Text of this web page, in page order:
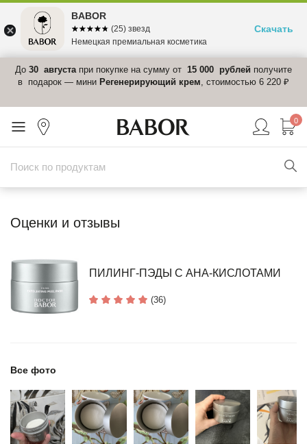
До 30 августапри покупке на сумму от 15 000 рублей получите
в подарок — мини Регенерирующий крем, стоимостью 6 220 ₽
0
Оценки и отзывы
ПИЛИНГ-ПЭДЫ С АНА-КИСЛОТАМИ
(36)
Все фото
BABOR
☆☆☆☆☆
★★★★★ (25) звезд
Немецкая премиальная косметика
Скачать